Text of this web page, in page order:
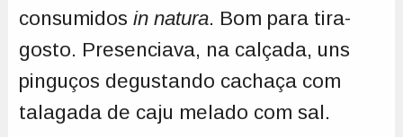
consumidos in natura. Bom para tira-
gosto. Presenciava, na calçada, uns
pinguços degustando cachaça com
talagada de caju melado com sal.